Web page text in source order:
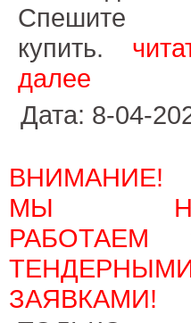
Спешите
купить.
далее
Дата: 8-04-
ВНИМАНИЕ!
МЫ
РАБОТАЕМ
ЗАЯВКАМИ!